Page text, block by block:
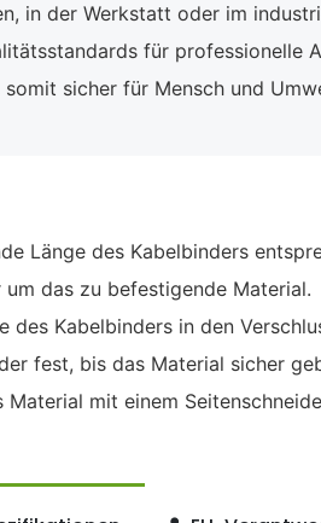
in der Werkstatt oder im
für professionelle
sicher für Mensch und
Länge des Kabelbinders
um das zu befestigende Material.
des Kabelbinders in den
fest, bis das Material sicher
Material mit einem